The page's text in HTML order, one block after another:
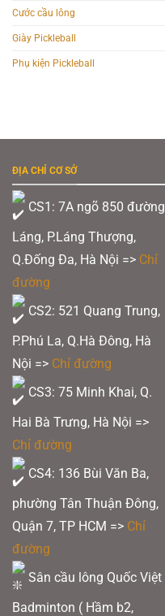
Cước cầu lông
Giày Pickleball
Phụ kiện Pickleball
ĐỊA CHỈ CƠ SỞ
CS1: 7A ngõ 850 đường
Láng, P.Láng Thượng,
Q.Đống Đa, Hà Nội => Chỉ
đường
CS2: 521 Quang Trung,
P.Phú La, Q.Hà Đông, Hà
Nội => Chỉ đường
CS3: 75 Minh Khai, Q.
Hai Bà Trưng, Hà Nội =>
Chỉ đường
CS4: 136 Bùi Văn Ba,
phường Tân Thuận Đông,
Quận 7, TP HCM => Chỉ
đường
Sân cầu lông Quốc Việt
Badminton ( Hầm b2,